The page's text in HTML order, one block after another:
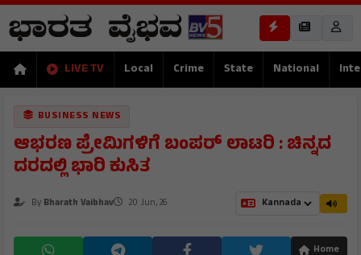
LIVE TV Local Crime State National
BUSINESS NEWS
ಆಭರಣ ಪ್ರೇಮಿಗಳಿಗೆ ಬಂಪರ್ ಲಾಟರಿ : ಚಿನ್ನದ
ದರದಲ್ಲಿ ಭಾರಿ ಕುಸಿತ
By Bharath Vaibhav 20 Jun, 26
Home